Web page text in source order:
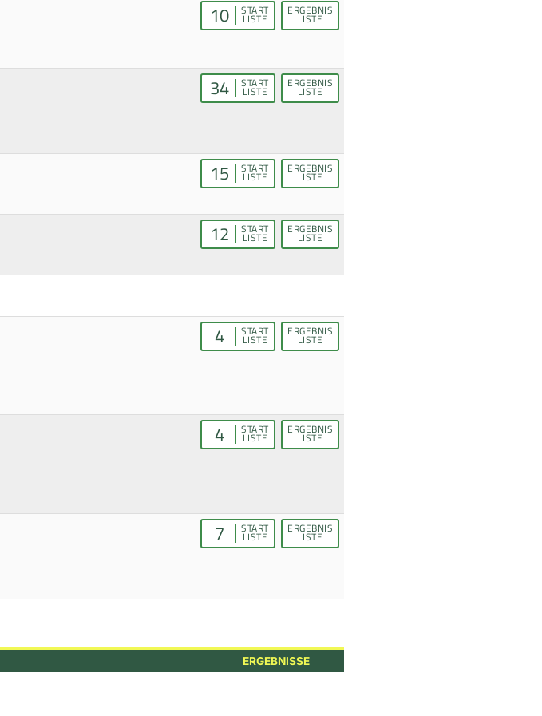
10 START
LISTE
ERGEBNIS
LISTE
34 START
LISTE
ERGEBNIS
LISTE
15 START
LISTE
ERGEBNIS
LISTE
12 START
LISTE
ERGEBNIS
LISTE
4 START
LISTE
ERGEBNIS
LISTE
4 START
LISTE
ERGEBNIS
LISTE
7 START
LISTE
ERGEBNIS
LISTE
ERGEBNISSE